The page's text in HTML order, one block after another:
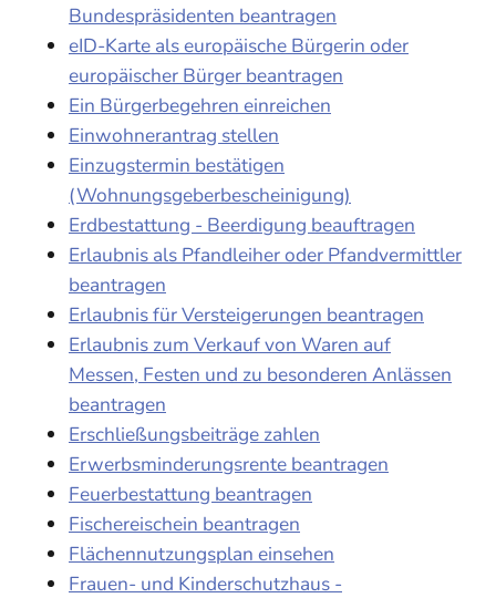
Bundespräsidenten beantragen
eID-Karte als europäische Bürgerin oder
europäischer Bürger beantragen
Ein Bürgerbegehren einreichen
Einwohnerantrag stellen
Einzugstermin bestätigen
(Wohnungsgeberbescheinigung)
Erdbestattung - Beerdigung beauftragen
Erlaubnis als Pfandleiher oder Pfandvermittler
beantragen
Erlaubnis für Versteigerungen beantragen
Erlaubnis zum Verkauf von Waren auf
Messen, Festen und zu besonderen Anlässen
beantragen
Erschließungsbeiträge zahlen
Erwerbsminderungsrente beantragen
Feuerbestattung beantragen
Fischereischein beantragen
Flächennutzungsplan einsehen
Frauen- und Kinderschutzhaus -